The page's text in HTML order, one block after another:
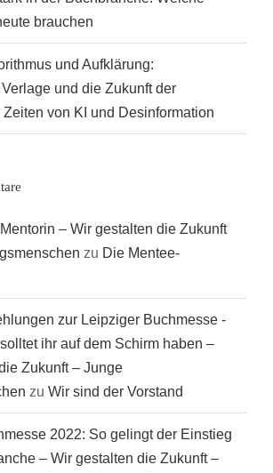
brauchen
und Aufklärung:
und die Zukunft der
Zeiten von KI und Desinformation
– Wir gestalten die Zukunft
zu Die Mentee-
zur Leipziger Buchmesse -
ihr auf dem Schirm haben –
Zukunft – Junge
zu Wir sind der Vorstand
2022: So gelingt der Einstieg
– Wir gestalten die Zukunft –